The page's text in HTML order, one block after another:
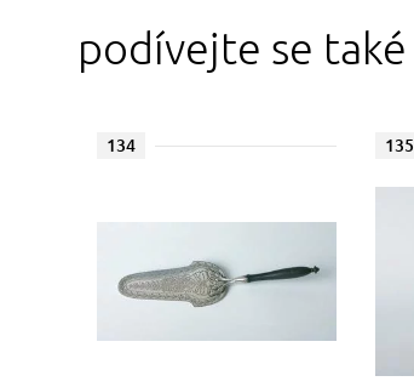
podívejte se také
134 135